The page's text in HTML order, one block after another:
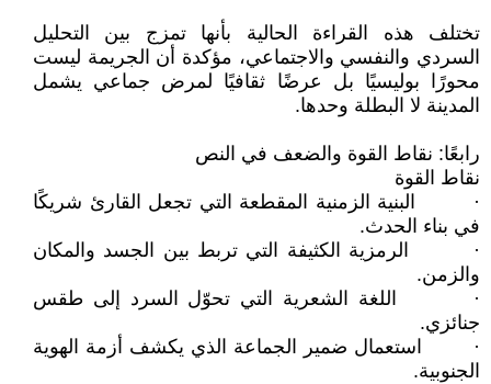
تختلف هذه القراءة الحالية بأنها تمزج بين التحليل
السردي والنفسي والاجتماعي، مؤكدة أن الجريمة ليست
محورًا بوليسيًا بل عرضًا ثقافيًا لمرض جماعي يشمل
المدينة لا البطلة وحدها.
رابعًا: نقاط القوة والضعف في النص
نقاط القوة
· البنية الزمنية المقطعة التي تجعل القارئ شريكًا
في بناء الحدث.
· الرمزية الكثيفة التي تربط بين الجسد والمكان
والزمن.
· اللغة الشعرية التي تحوّل السرد إلى طقس
جنائزي.
· استعمال ضمير الجماعة الذي يكشف أزمة الهوية
الجنوبية.